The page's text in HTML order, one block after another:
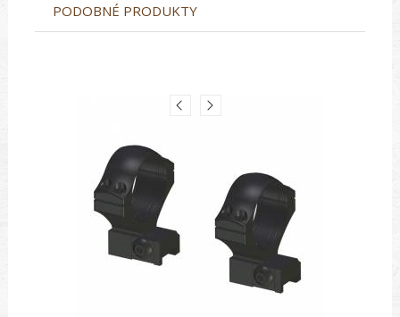
PODOBNÉ PRODUKTY